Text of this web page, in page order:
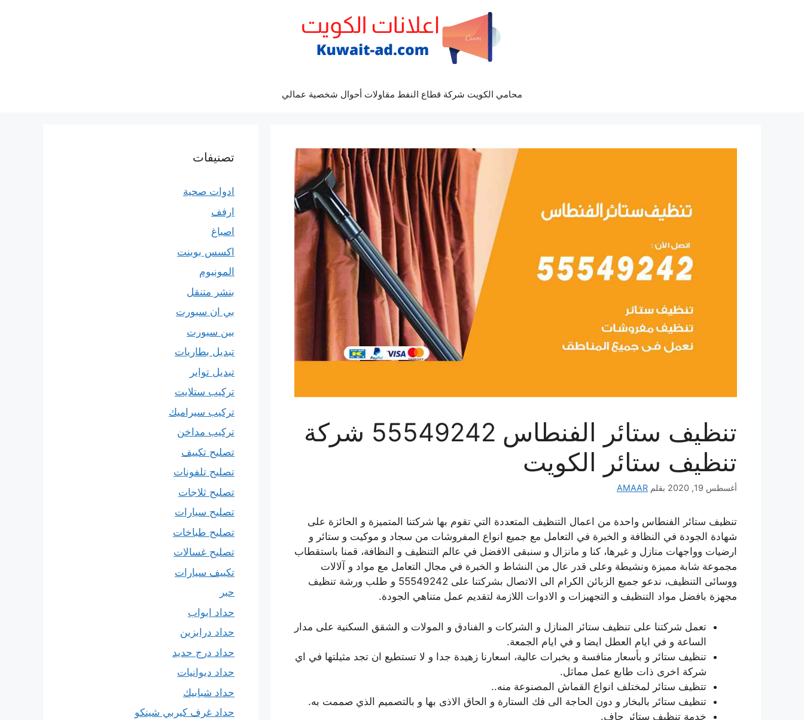
محامي الكويت شركة قطاع النفط مقاولات أحوال شخصية عمالي
تنظيف ستائر الفنطاس 55549242 شركة
تنظيف ستائر الكويت
أغسطس 19, 2020 بقلم AMAAR
تنظيف ستائر الفنطاس واحدة من اعمال التنظيف المتعددة التي تقوم بها شركتنا المتميزة و الحائزة على
شهادة الجودة في النظافة و الخبرة في التعامل مع جميع انواع المفروشات من سجاد و موكيت و ستائر و
ارضيات وواجهات منازل و غيرها، كنا و مانزال و سنبقى الافضل في عالم التنظيف و النظافة، قمنا باستقطاب
مجموعة شابة مميزة ونشيطة وعلى قدر عال من النشاط و الخبرة في مجال التعامل مع مواد و آلالات
ووسائى التنظيف، ندعو جميع الزبائن الكرام الى الاتصال بشركتنا على 55549242 و طلب ورشة تنظيف
مجهزة بافضل مواد التنظيف و التجهيزات و الادوات اللازمة لتقديم عمل متناهي الجودة.
تعمل شركتنا على تنظيف ستائر المنازل و الشركات و الفنادق و المولات و الشقق السكنية على مدار
الساعة و في ايام العطل ايضا و في ايام الجمعة.
تنظيف ستائر و بأسعار منافسة و بخبرات عالية، اسعارنا زهيدة جدا و لا تستطيع ان تجد مثيلتها في اي
شركة اخرى ذات طابع عمل مماثل.
تتظيف ستائر لمختلف انواع القماش المصنوعة منه..
تنظيف ستائر بالبخار و دون الحاجة الى فك الستارة و الحاق الاذى بها و بالتصميم الذي صممت به.
خدمة تنظيف ستائر جاف.
تصنيفات
ادوات صحية
ارفف
اصباغ
اكسس بوينت
المونيوم
بنشر متنقل
بي ان سبورت
بين سبورت
تبديل بطاريات
تبديل تواير
تركيب ستلايت
تركيب سيراميك
تركيب مداخن
تصليح تكييف
تصليح تلفونات
تصليح ثلاجات
تصليح سيارات
تصليح طباخات
تصليح غسالات
تكييف سيارات
حبر
حداد ابواب
حداد درابزين
حداد درج حديد
حداد ديوانيات
حداد شبابيك
حداد غرف كيربي شينكو